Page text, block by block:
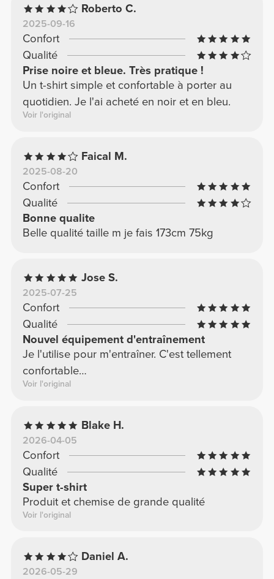
Roberto C.
2025-09-16
Confort
Qualité
Prise noire et bleue. Très pratique !
Un t-shirt simple et confortable à porter au
quotidien. Je l'ai acheté en noir et en bleu.
Voir l'original
Faical M.
2025-08-20
Confort
Qualité
Bonne qualite
Belle qualité taille m je fais 173cm 75kg
Jose S.
2025-07-25
Confort
Qualité
Nouvel équipement d'entraînement
Je l'utilise pour m'entraîner. C'est tellement
confortable…
Voir l'original
Blake H.
2026-04-05
Confort
Qualité
Super t-shirt
Produit et chemise de grande qualité
Voir l'original
Daniel A.
2026-05-29